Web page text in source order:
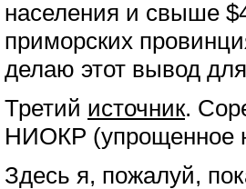
населения и свыше
приморских
делаю этот вывод
Третий источник.
НИОКР (упрощенное
Здесь я, пожалуй,